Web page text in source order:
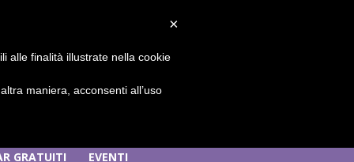
GRATUITI EVENTI
×
alle finalità illustrate nella cookie
maniera, acconsenti all’uso